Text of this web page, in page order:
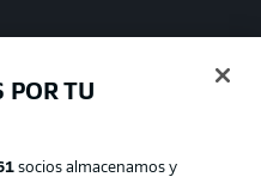
POR TU
socios almacenamos y